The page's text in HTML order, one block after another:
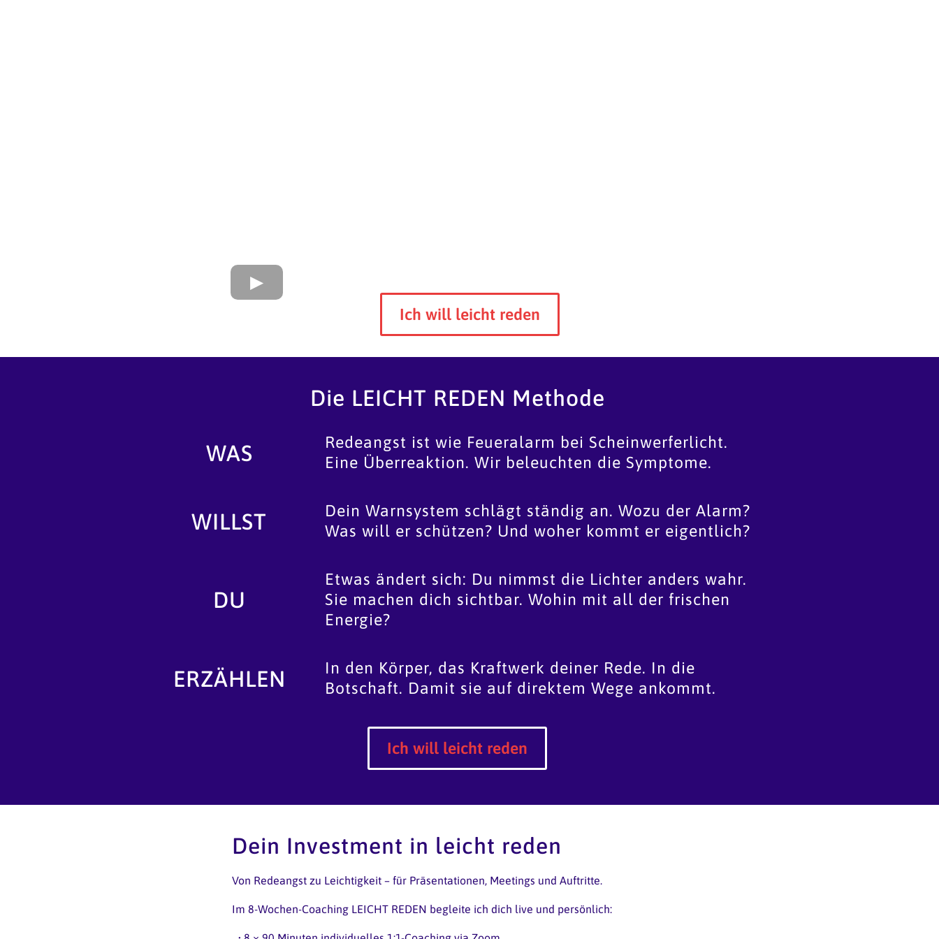
Ich will leicht reden
Die LEICHT REDEN Methode
WAS
Redeangst ist wie Feueralarm bei Scheinwerferlicht.
Eine Überreaktion. Wir beleuchten die Symptome.
WILLST
Dein Warnsystem schlägt ständig an. Wozu der Alarm?
Was will er schützen? Und woher kommt er eigentlich?
DU
Etwas ändert sich: Du nimmst die Lichter anders wahr.
Sie machen dich sichtbar. Wohin mit all der frischen
Energie?
ERZÄHLEN
In den Körper, das Kraftwerk deiner Rede. In die
Botschaft. Damit sie auf direktem Wege ankommt.
Ich will leicht reden
Dein Investment in leicht reden
Von Redeangst zu Leichtigkeit – für Präsentationen, Meetings und Auftritte.
Im 8-Wochen-Coaching LEICHT REDEN begleite ich dich live und persönlich: